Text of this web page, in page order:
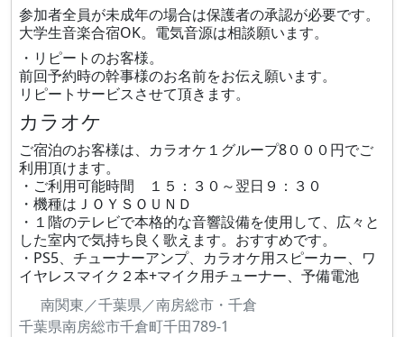
参加者全員が未成年の場合は保護者の承認が必要です。
大学生音楽合宿OK。電気音源は相談願います。
・リピートのお客様。
前回予約時の幹事様のお名前をお伝え願います。
リピートサービスさせて頂きます。
カラオケ
ご宿泊のお客様は、カラオケ１グループ8０００円でご
利用頂けます。
・ご利用可能時間 １５：３０～翌日９：３０
・機種はＪＯＹＳＯＵＮＤ
・１階のテレビで本格的な音響設備を使用して、広々と
した室内で気持ち良く歌えます。おすすめです。
・PS5、チューナーアンプ、カラオケ用スピーカー、ワ
イヤレスマイク２本+マイク用チューナー、予備電池
南関東／千葉県／南房総市・千倉
千葉県南房総市千倉町千田789-1